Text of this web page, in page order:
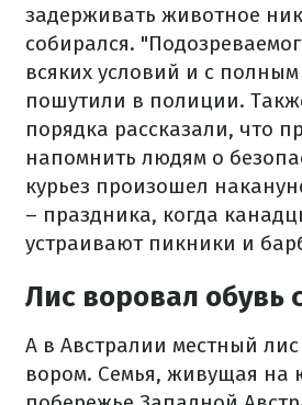
задерживать животное
собирался.
всяких условий и с
пошутили в полиции.
порядка рассказали, что
напомнить людям о
курьез произошел
– праздника, когда
устраивают пикники и
Лис воровал обувь
А в Австралии местный
вором. Семья, живущая на